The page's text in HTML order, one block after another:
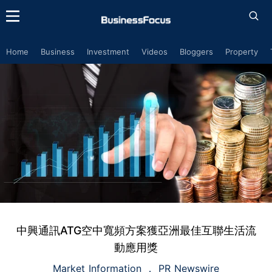
Home Business Investment Videos Bloggers Property
中興通訊ATG空中寬頻方案獲亞洲最佳互聯生活流
動應用獎
Market Information PR Newswire